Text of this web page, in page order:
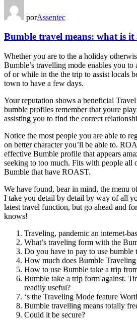
porAssentec
Bumble travel means: what is it
Whether you are to the a holiday
Bumble’s travelling mode enables you to
of or while in the the trip to assist locals
town to have a few days.
Your reputation shows a beneficial
bumble profiles remember that youre
assisting you to find the correct
Notice the most people you are able to
on better character you’ll be able to.
effective Bumble profile that appears
seeking to too much. Fits with people all
Bumble that have ROAST.
We have found, bear in mind, the menu
I take you detail by detail by way of all
latest travel function, but go ahead and
knows!
Traveling, pandemic an internet-
What’s traveling form with the
Do you have to pay to use bumble
How much does Bumble
How to use Bumble take a trip
Bumble take a trip form against.
readily useful?
‘s the Traveling Mode feature
Bumble travelling means totally
Could it be secure?